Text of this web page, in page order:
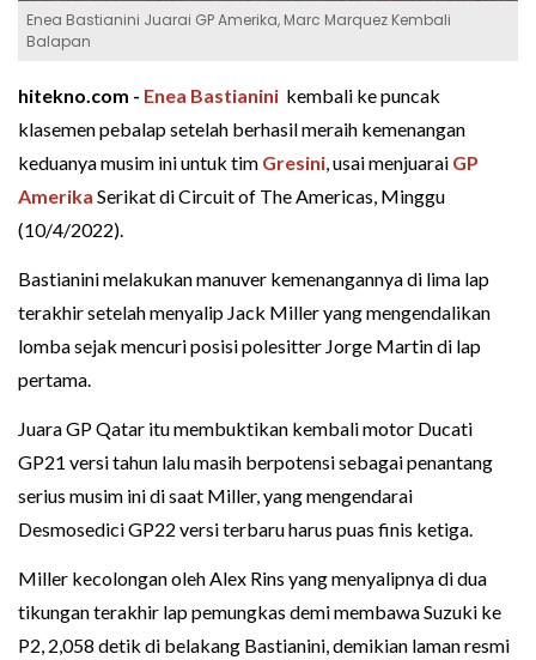
Enea Bastianini Juarai GP Amerika, Marc Marquez Kembali
Balapan
hitekno.com - Enea Bastianini kembali ke puncak
klasemen pebalap setelah berhasil meraih kemenangan
keduanya musim ini untuk tim Gresini, usai menjuarai GP
Amerika Serikat di Circuit of The Americas, Minggu
(10/4/2022).
Bastianini melakukan manuver kemenangannya di lima lap
terakhir setelah menyalip Jack Miller yang mengendalikan
lomba sejak mencuri posisi polesitter Jorge Martin di lap
pertama.
Juara GP Qatar itu membuktikan kembali motor Ducati
GP21 versi tahun lalu masih berpotensi sebagai penantang
serius musim ini di saat Miller, yang mengendarai
Desmosedici GP22 versi terbaru harus puas finis ketiga.
Miller kecolongan oleh Alex Rins yang menyalipnya di dua
tikungan terakhir lap pemungkas demi membawa Suzuki ke
P2, 2,058 detik di belakang Bastianini, demikian laman resmi